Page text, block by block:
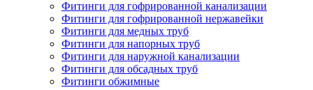
Фитинги для гофрированной канализации
Фитинги для гофрированной нержавейки
Фитинги для медных труб
Фитинги для напорных труб
Фитинги для наружной канализации
Фитинги для обсадных труб
Фитинги обжимные